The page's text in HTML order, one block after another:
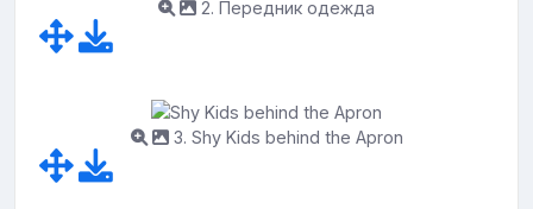
2. Передник одежда
3. Shy Kids behind the Apron